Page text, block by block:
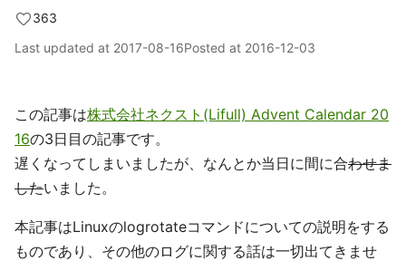
363
Last updated at 2017-08-16Posted at 2016-12-03
この記事は株式会社ネクスト(Lifull) Advent Calendar 20
16の3日目の記事です。
遅くなってしまいましたが、なんとか当日に間に合わせま
したいました。
本記事はLinuxのlogrotateコマンドについての説明をする
ものであり、その他のログに関する話は一切出てきませ